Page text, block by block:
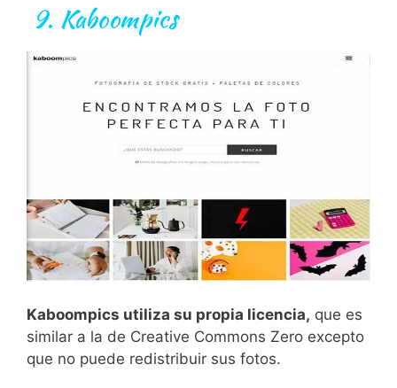
9. Kaboompics
Kaboompics utiliza su propia licencia, que es
similar a la de Creative Commons Zero excepto
que no puede redistribuir sus fotos.